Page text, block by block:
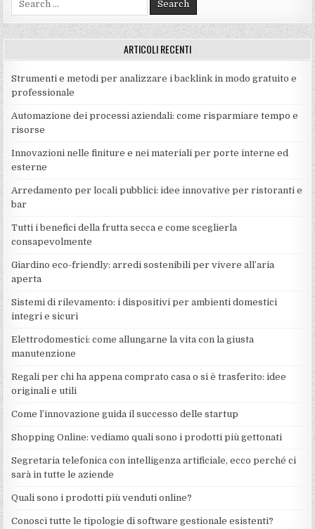
ARTICOLI RECENTI
Strumenti e metodi per analizzare i backlink in modo gratuito e
professionale
Automazione dei processi aziendali: come risparmiare tempo e
risorse
Innovazioni nelle finiture e nei materiali per porte interne ed
esterne
Arredamento per locali pubblici: idee innovative per ristoranti e
bar
Tutti i benefici della frutta secca e come sceglierla
consapevolmente
Giardino eco-friendly: arredi sostenibili per vivere all’aria
aperta
Sistemi di rilevamento: i dispositivi per ambienti domestici
integri e sicuri
Elettrodomestici: come allungarne la vita con la giusta
manutenzione
Regali per chi ha appena comprato casa o si è trasferito: idee
originali e utili
Come l’innovazione guida il successo delle startup
Shopping Online: vediamo quali sono i prodotti più gettonati
Segretaria telefonica con intelligenza artificiale, ecco perché ci
sarà in tutte le aziende
Quali sono i prodotti più venduti online?
Conosci tutte le tipologie di software gestionale esistenti?